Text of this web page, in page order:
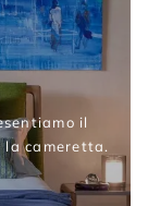
il
la cameretta.